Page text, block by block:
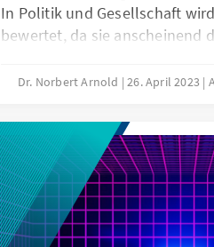
In Politik und Gesellschaft
bewertet, da sie anscheinend
der Rolle des Davids – im
entlarven. Orientieren sich
Ideologien und stattdessen
Fakten ist ihre Rolle in der
Gesellschaftsberatung positiv
Idealfall ergänzen sie die
Politikberatung.
Dr. Norbert Arnold 26. April 2023